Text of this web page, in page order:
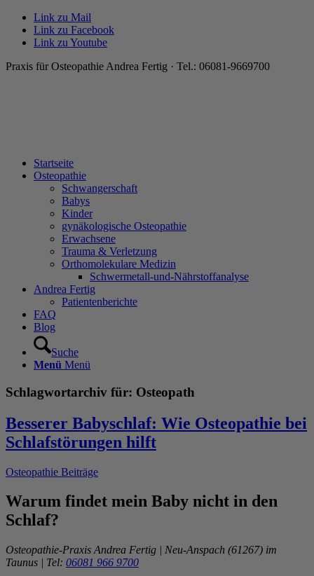
Link zu Mail
Link zu Facebook
Link zu Youtube
Praxis für Osteopathie Andrea Fertig · Tel.: 06081-9669700
Startseite
Osteopathie
Schwangerschaft
Babys
Kinder
gynäkologische Osteopathie
Erwachsene
Trauma & Verletzung
Orthomolekulare Medizin
Schwermetall-und-Nährstoffanalyse
Andrea Fertig
Patientenberichte
FAQ
Blog
Suche
Menü Menü
Schlagwortarchiv für: Osteopath
Besserer Babyschlaf: Wie Osteopathie bei
Schlafstörungen hilft
Osteopathie Beiträge
Warum findet mein Baby nicht in den
Schlaf?
Osteopathie-Praxis Andrea Fertig | Neu-Anspach (61267) im
Taunus | Tel: 06081 966 9700